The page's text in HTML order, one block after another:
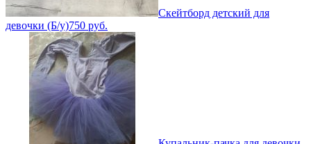
Скейтборд детский для
девочки (Б/у)750 руб.